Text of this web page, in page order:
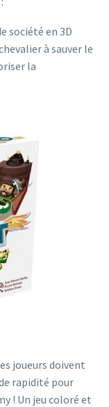
société en 3D
à sauver le
la
joueurs doivent
rapidité pour
! Un jeu coloré et